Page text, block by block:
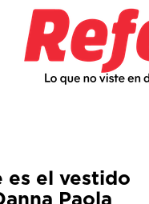
es el vestido
Paola